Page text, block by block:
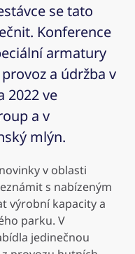
se tato
Konference
armatury
a údržba v
2022 ve
a v
mlýn.
v oblasti
s nabízeným
výrobní kapacity a
parku. V
jedinečnou